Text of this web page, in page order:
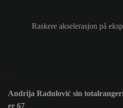
Raskere akselerasjon på
Andrija Radulović sin
er 67